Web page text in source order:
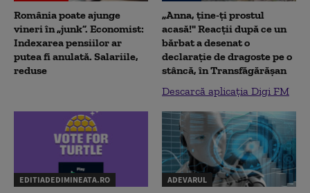
România poate ajunge
vineri în „junk”. Economist:
Indexarea pensiilor ar
putea fi anulată. Salariile,
reduse
„Anna, ţine-ţi prostul
acasă!" Reacţii după ce un
bărbat a desenat o
declaraţie de dragoste pe o
stâncă, în Transfăgărăşan
Descarcă aplicația Digi FM
EDITIADEDIMINEATA.RO ADEVARUL